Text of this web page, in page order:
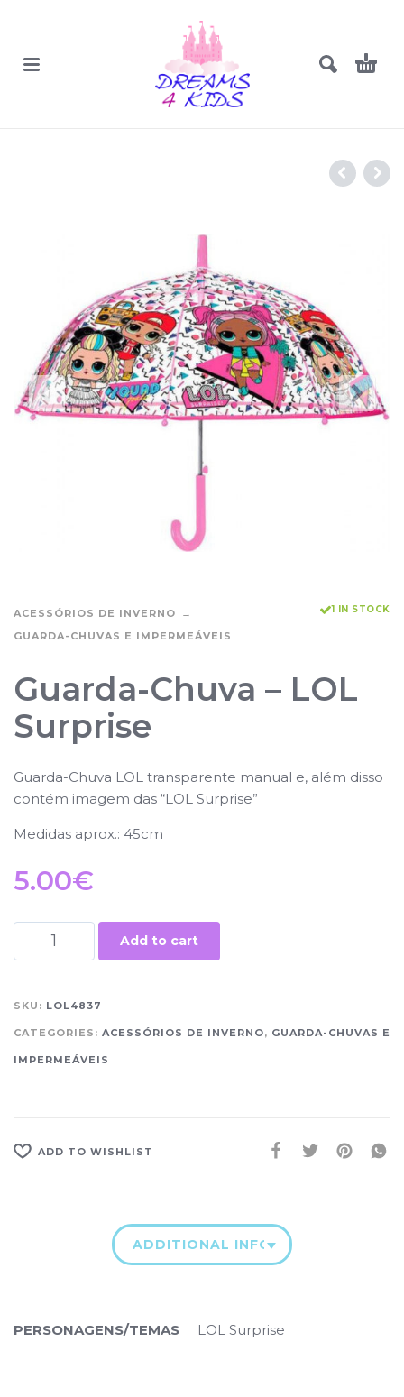
ACESSÓRIOS DE INVERNO
GUARDA-CHUVAS E IMPERMEÁVEIS
1 IN STOCK
Guarda-Chuva – LOL
Surprise
Guarda-Chuva LOL transparente manual e, além disso
contém imagem das “LOL Surprise”
Medidas aprox.: 45cm
5.00€
Add to cart
SKU: LOL4837
CATEGORIES: ACESSÓRIOS DE INVERNO, GUARDA-CHUVAS E
IMPERMEÁVEIS
ADD TO WISHLIST
ADDITIONAL INFORMATION
PERSONAGENS/TEMAS LOL Surprise